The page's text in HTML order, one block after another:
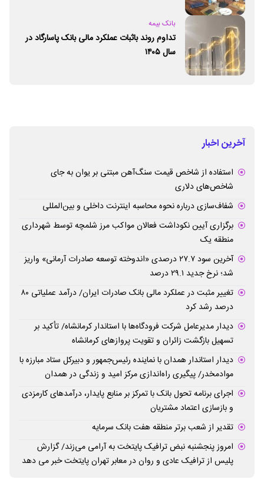
بانک بیمه
تداوم روند باثبات عملکرد مالی بانک پاسارگاد در
سال ۱۴۰۵
آخرین اخبار
استفاده از شاخص قیمت سنگ‌آهن مبتنی بر یوان به جای
شاخص‌های دلاری
شفاف‌سازی درباره نحوه محاسبه اینترنت داخلی و بین‌المللی
برگزاری آیین نکوداشت فعالان مواکب مرز شلمچه توسط شهرداری
منطقه یک
آخرین سود ۲۷.۷ درصدی «اندوخته توسعه صادرات آرمانی» واریز
شد؛ نرخ جدید ۲۹.۱ درصد
تغییر مثبت در عملکرد مالی بانک صادرات ایران/ درآمد عملیاتی ۸۰
درصد رشد کرد
دیدار مدیرعامل شرکت فرودگاه‌ها با استاندار کرمانشاه/ تأکید بر
تسهیل بازگشت زائران و تقویت پروازهای کرمانشاه
دیدار استاندار همدان با نماینده رئیس‌جمهور و دبیرکل ستاد مبارزه با
موادمخدر/ پیگیری راه‌اندازی مرکز امید و زندگی در همدان
اجرای برنامه تحول بانک با تمرکز بر منابع پایدار، درآمدهای کارمزدی
و بازسازی اعتماد مشتریان
تقدیر از شعب برتر منطقه هفت بانک سرمایه
امروز پنجشنبه نبض ترافیک پایتخت به آرامی می‌زند/ گزارش
پلیس از ترافیک عادی و روان در معابر تهران پایتخت خبر می دهد